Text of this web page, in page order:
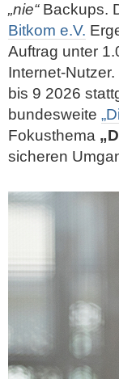
„nie“Backups.
Bitkom e.V.
Auftrag unter
Internet-
bis 9 2026
bundesweite
Fokusthema
sicheren